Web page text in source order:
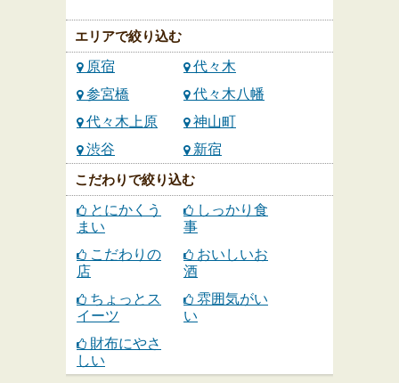
エリアで絞り込む
原宿
代々木
参宮橋
代々木八幡
代々木上原
神山町
渋谷
新宿
こだわりで絞り込む
とにかくう
まい
しっかり食
事
こだわりの
店
おいしいお
酒
ちょっとス
イーツ
雰囲気がい
い
財布にやさ
しい